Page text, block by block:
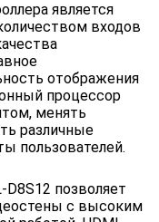
является
входов
отображения
процессор
менять
различные
пользователей.
позволяет
с высоким